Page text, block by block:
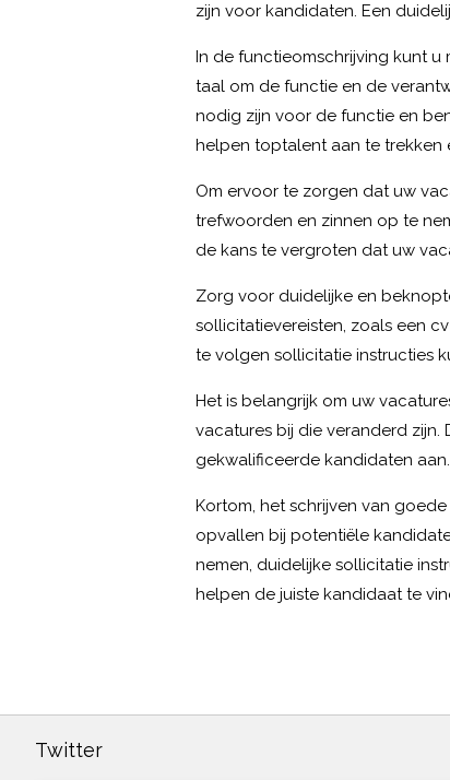
zijn voor kandidaten. Een
In de functieomschrijving kunt
taal om de functie en de
nodig zijn voor de functie en
helpen toptalent aan te trekken
Om ervoor te zorgen dat uw
trefwoorden en zinnen op te
de kans te vergroten dat uw
Zorg voor duidelijke en
sollicitatievereisten, zoals een
te volgen sollicitatie instructies
Het is belangrijk om uw
vacatures bij die veranderd
gekwalificeerde kandidaten aan.
Kortom, het schrijven van
opvallen bij potentiële
nemen, duidelijke sollicitatie
helpen de juiste kandidaat te
Twitter